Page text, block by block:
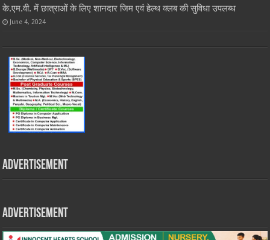
के.एम.वी. में छात्राओं के लिए शानदार जिम एवं हेल्थ क्लब की सुविधा उपलब्ध
June 4, 2024
Advertisement
Advertisement